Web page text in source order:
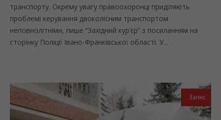
транспорту. Окрему увагу правоохоронці приділяють
проблемі керування двоколісним транспортом
неповнолітніми, пише “Західний кур’єр” з посиланням на
сторінку Поліції Івано-Франківської області. У...
Запис